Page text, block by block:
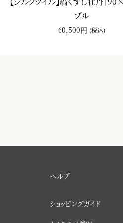
プル
60,500円 (税込)
ヘルプ
ショッピングガイド